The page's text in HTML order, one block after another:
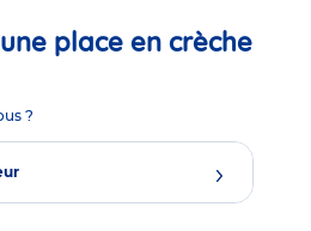
place en crèche
?